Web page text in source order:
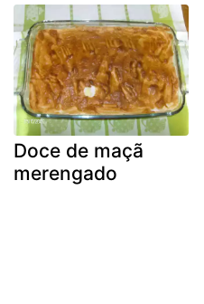
Doce de maçã
merengado